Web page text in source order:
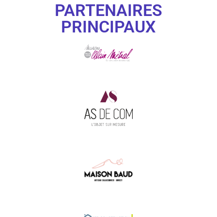
PARTENAIRES
PRINCIPAUX